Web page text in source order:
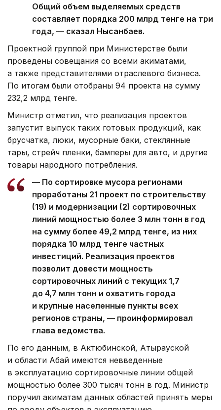
Общий объем выделяемых средств
составляет порядка 200 млрд тенге на три
года, — сказал Нысанбаев.
Проектной группой при Министерстве были
проведены совещания со всеми акиматами,
а также представителями отраслевого бизнеса.
По итогам были отобраны 94 проекта на сумму
232,2 млрд тенге.
Министр отметил, что реализация проектов
запустит выпуск таких готовых продукций, как
брусчатка, люки, мусорные баки, стеклянные
тары, стрейч пленки, бамперы для авто, и другие
товары народного потребления.
— По сортировке мусора регионами
проработаны 21 проект по строительству
(19) и модернизации (2) сортировочных
линий мощностью более 3 млн тонн в год
на сумму более 49,2 млрд тенге, из них
порядка 10 млрд тенге частных
инвестиций. Реализация проектов
позволит довести мощность
сортировочных линий с текущих 1,7
до 4,7 млн тонн и охватить города
и крупные населенные пункты всех
регионов страны, — проинформировал
глава ведомства.
По его данным, в Актюбинской, Атырауской
и области Абай имеются невведенные
в эксплуатацию сортировочные линии общей
мощностью более 300 тысяч тонн в год. Министр
поручил акиматам данных областей принять меры